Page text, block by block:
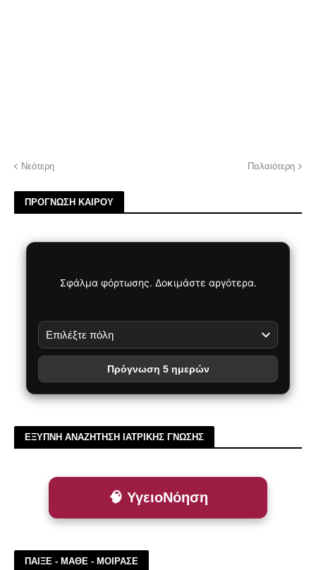
Νεότερη Παλαιότερη
ΠΡΟΓΝΩΣΗ ΚΑΙΡΟΥ
Σφάλμα φόρτωσης. Δοκιμάστε αργότερα.
Πρόγνωση 5 ημερών
ΕΞΥΠΝΗ ΑΝΑΖΗΤΗΣΗ ΙΑΤΡΙΚΗΣ ΓΝΩΣΗΣ
🧠 ΥγειοΝόηση
ΠΑΙΞΕ - ΜΑΘΕ - ΜΟΙΡΑΣΕ